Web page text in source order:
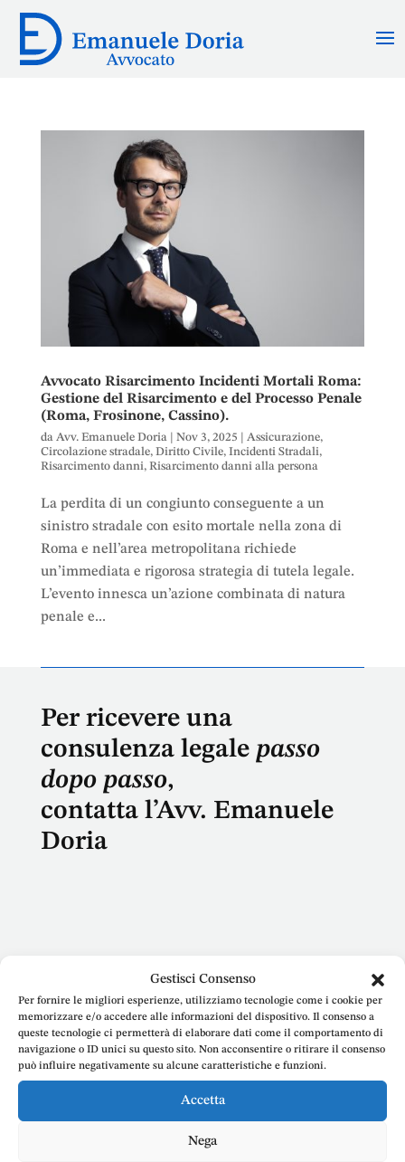
Gestisci Consenso
Per fornire le migliori esperienze, utilizziamo tecnologie come i cookie per
memorizzare e/o accedere alle informazioni del dispositivo. Il consenso a
queste tecnologie ci permetterà di elaborare dati come il comportamento di
navigazione o ID unici su questo sito. Non acconsentire o ritirare il consenso
può influire negativamente su alcune caratteristiche e funzioni.
Accetta
Nega
Avvocato Risarcimento Incidenti Mortali Roma:
Gestione del Risarcimento e del Processo Penale
(Roma, Frosinone, Cassino).
da Avv. Emanuele Doria| Nov 3, 2025 Assicurazione,
Circolazione stradale, Diritto Civile, Incidenti Stradali,
Risarcimento danni, Risarcimento danni alla persona
La perdita di un congiunto conseguente a un
sinistro stradale con esito mortale nella zona di
Roma e nell’area metropolitana richiede
un’immediata e rigorosa strategia di tutela legale.
L’evento innesca un’azione combinata di natura
penale e...
Per ricevere una
consulenza legale passo
dopo passo,
contatta l’Avv. Emanuele
Doria
E-mail